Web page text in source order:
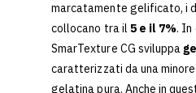
marcatamente gelificato, i
collocano tra il 5 e il 7%. In
SmarTexture CG sviluppa
caratterizzati da una
gelatina pura. Anche in